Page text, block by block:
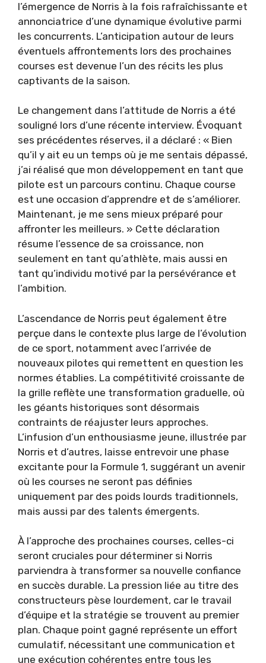
l’émergence de Norris à la fois rafraîchissante et
annonciatrice d’une dynamique évolutive parmi
les concurrents. L’anticipation autour de leurs
éventuels affrontements lors des prochaines
courses est devenue l’un des récits les plus
captivants de la saison.
Le changement dans l’attitude de Norris a été
souligné lors d’une récente interview. Évoquant
ses précédentes réserves, il a déclaré : « Bien
qu’il y ait eu un temps où je me sentais dépassé,
j’ai réalisé que mon développement en tant que
pilote est un parcours continu. Chaque course
est une occasion d’apprendre et de s’améliorer.
Maintenant, je me sens mieux préparé pour
affronter les meilleurs. » Cette déclaration
résume l’essence de sa croissance, non
seulement en tant qu’athlète, mais aussi en
tant qu’individu motivé par la persévérance et
l’ambition.
L’ascendance de Norris peut également être
perçue dans le contexte plus large de l’évolution
de ce sport, notamment avec l’arrivée de
nouveaux pilotes qui remettent en question les
normes établies. La compétitivité croissante de
la grille reflète une transformation graduelle, où
les géants historiques sont désormais
contraints de réajuster leurs approches.
L’infusion d’un enthousiasme jeune, illustrée par
Norris et d’autres, laisse entrevoir une phase
excitante pour la Formule 1, suggérant un avenir
où les courses ne seront pas définies
uniquement par des poids lourds traditionnels,
mais aussi par des talents émergents.
À l’approche des prochaines courses, celles-ci
seront cruciales pour déterminer si Norris
parviendra à transformer sa nouvelle confiance
en succès durable. La pression liée au titre des
constructeurs pèse lourdement, car le travail
d’équipe et la stratégie se trouvent au premier
plan. Chaque point gagné représente un effort
cumulatif, nécessitant une communication et
une exécution cohérentes entre tous les